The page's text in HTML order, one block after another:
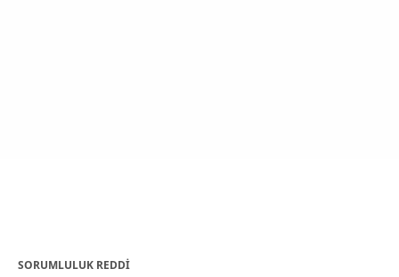
SORUMLULUK REDDİ